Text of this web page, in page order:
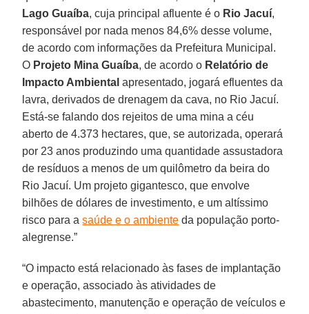
Lago Guaíba, cuja principal afluente é o Rio Jacuí,
responsável por nada menos 84,6% desse volume,
de acordo com informações da Prefeitura Municipal.
O Projeto Mina Guaíba, de acordo o Relatório de
Impacto Ambiental apresentado, jogará efluentes da
lavra, derivados de drenagem da cava, no Rio Jacuí.
Está-se falando dos rejeitos de uma mina a céu
aberto de 4.373 hectares, que, se autorizada, operará
por 23 anos produzindo uma quantidade assustadora
de resíduos a menos de um quilômetro da beira do
Rio Jacuí. Um projeto gigantesco, que envolve
bilhões de dólares de investimento, e um altíssimo
risco para asaúde e o ambiente da população porto-
alegrense.”
“O impacto está relacionado às fases de implantação
e operação, associado às atividades de
abastecimento, manutenção e operação de veículos e